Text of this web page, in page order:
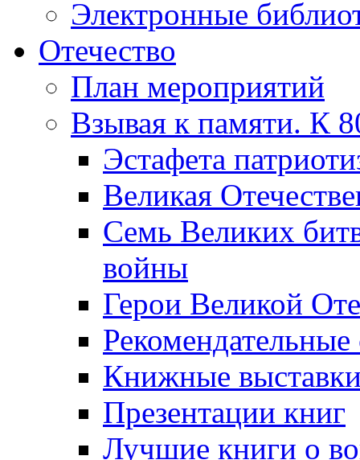
Электронные
Отечество
План мероприятий
Взывая к памяти. К
Эcтафета
Великая
Семь Великих
войны
Герои Великой
Рекомендательные
Книжные
Презентации книг
Лучшие книги о